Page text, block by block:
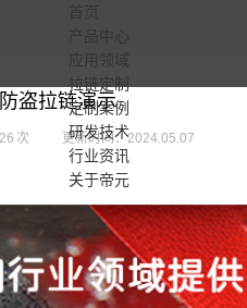
应用领域
拉链定制
定制案例
研发技术
行业资讯
关于帝元
盗拉链演示
次 更新时间：2024.05.07